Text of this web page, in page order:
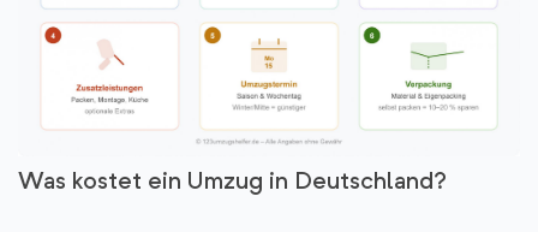
Was kostet ein Umzug in Deutschland?